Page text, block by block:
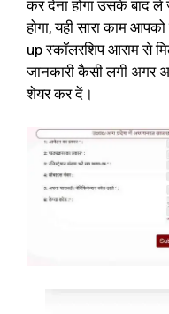
कर देना होगा उसके बाद
होगा, यही सारा काम
up स्कॉलरशिप आराम से
जानकारी कैसी लगी अगर
शेयर कर दें।